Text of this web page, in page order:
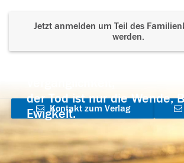
Jetzt anmelden um Teil des
werden.
der Tod ist nur die Wende,
Ewigkeit.
Kontakt zum Verlag
aufnehmen